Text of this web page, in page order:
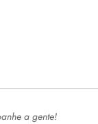
a gente!